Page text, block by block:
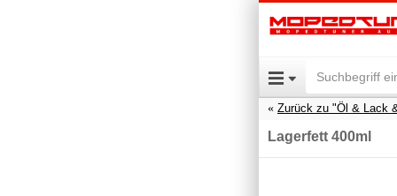
Zurück zu "Öl & Lack
Lagerfett 400ml